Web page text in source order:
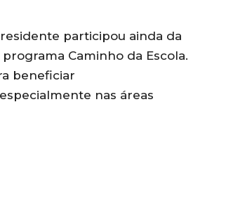
participou ainda da
Caminho da Escola.
beneficiar
nas áreas